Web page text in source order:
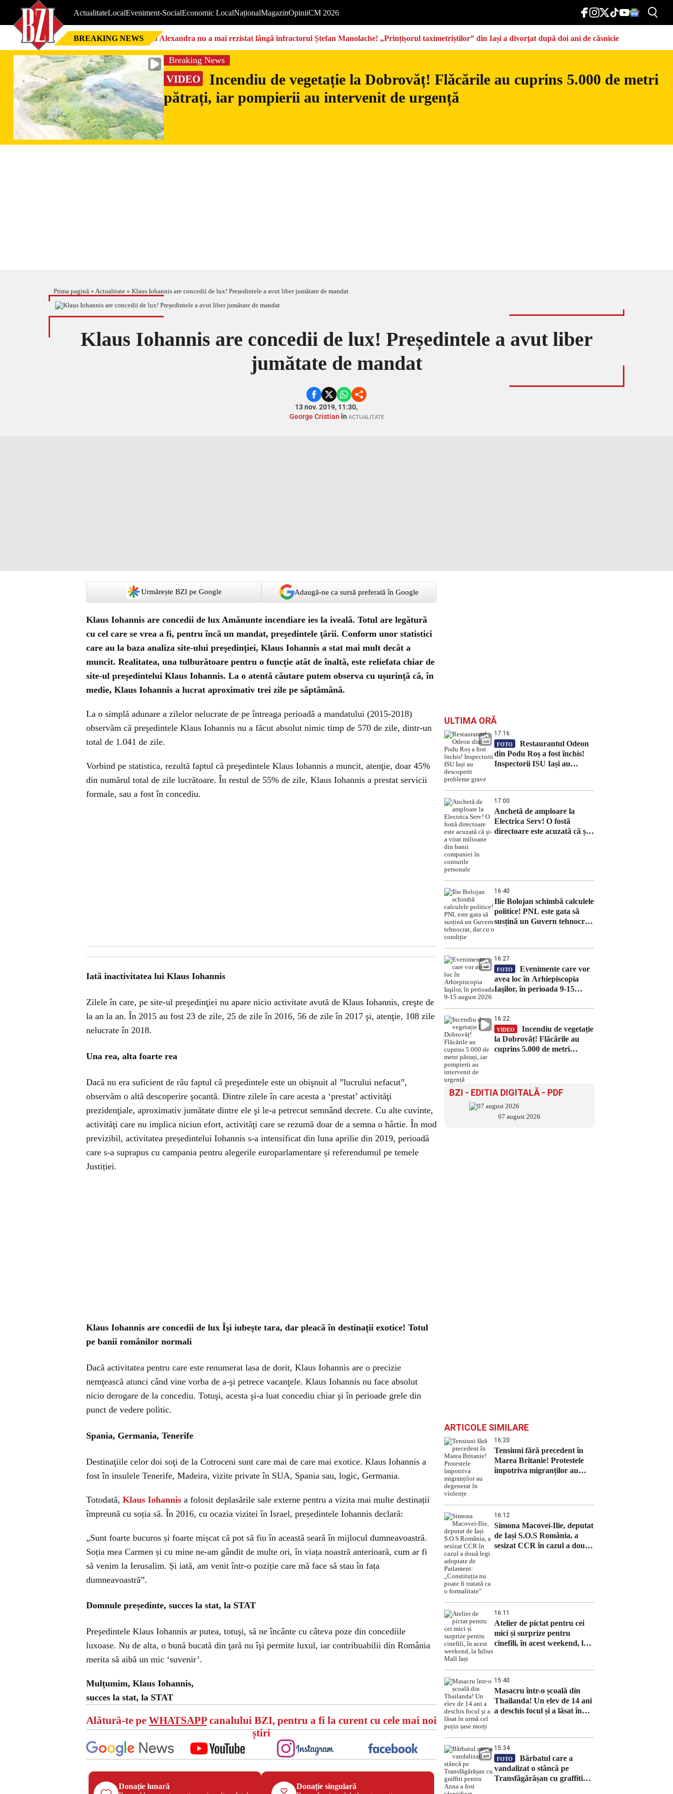
ActualitateLocalEveniment-SocialEconomic LocalNaționalMagazinOpiniiCM 2026
BREAKING NEWS Nici Alexandra nu a mai rezistat lângă infractorul Ștefan Manolache! „Prințișorul taximetriștilor” din Iași a divorţat după doi ani de căsnicie
Breaking News
VIDEO
Incendiu de vegetație la Dobrovăț! Flăcările au cuprins 5.000 de metri
pătrați, iar pompierii au intervenit de urgență
Prima pagină » Actualitate » Klaus Iohannis are concedii de lux! Președintele a avut liber jumătate de mandat
Klaus Iohannis are concedii de lux! Președintele a avut liber
jumătate de mandat
13 nov. 2019, 11:30,
George Cristianîn ACTUALITATE
Urmărește BZI pe Google Adaugă-ne ca sursă preferată în Google
Klaus Iohannis are concedii de lux Amănunte incendiare ies la iveală. Totul are legătură
cu cel care se vrea a fi, pentru încă un mandat, preşedintele ţării. Conform unor statistici
care au la baza analiza site-ului preşedinţiei, Klaus Iohannis a stat mai mult decât a
muncit. Realitatea, una tulburătoare pentru o funcţie atât de înaltă, este reliefata chiar de
site-ul preşedintelui Klaus Iohannis. La o atentă căutare putem observa cu uşurinţă că, în
medie, Klaus Iohannis a lucrat aproximativ trei zile pe săptămână.
La o simplă adunare a zilelor nelucrate de pe întreaga perioadă a mandatului (2015-2018)
observăm că preşedintele Klaus Iohannis nu a făcut absolut nimic timp de 570 de zile, dintr-un
total de 1.041 de zile.
Vorbind pe statistica, rezultă faptul că preşedintele Klaus Iohannis a muncit, atenţie, doar 45%
din numărul total de zile lucrătoare. În restul de 55% de zile, Klaus Iohannis a prestat servicii
formale, sau a fost în concediu.
Iată inactivitatea lui Klaus Iohannis
Zilele în care, pe site-ul preşedinţiei nu apare nicio activitate avută de Klaus Iohannis, creşte de
la an la an. În 2015 au fost 23 de zile, 25 de zile în 2016, 56 de zile în 2017 şi, atenţie, 108 zile
nelucrate în 2018.
Una rea, alta foarte rea
Dacă nu era suficient de rău faptul că preşedintele este un obişnuit al ”lucrului nefacut”,
observăm o altă descoperire şocantă. Dintre zilele în care acesta a ‘prestat’ activităţi
prezidenţiale, aproximativ jumătate dintre ele şi le-a petrecut semnând decrete. Cu alte cuvinte,
activităţi care nu implica niciun efort, activităţi care se rezumă doar de a semna o hârtie. În mod
previzibil, activitatea președintelui Iohannis s-a intensificat din luna aprilie din 2019, perioadă
care s-a suprapus cu campania pentru alegerile europarlamentare și referendumul pe temele
Justiției.
Klaus Iohannis are concedii de lux Îşi iubeşte tara, dar pleacă în destinaţii exotice! Totul
pe banii românilor normali
Dacă activitatea pentru care este renumerat lasa de dorit, Klaus Iohannis are o precizie
nemţească atunci când vine vorba de a-şi petrece vacanţele. Klaus Iohannis nu face absolut
nicio derogare de la concediu. Totuşi, acesta şi-a luat concediu chiar şi în perioade grele din
punct de vedere politic.
Spania, Germania, Tenerife
Destinaţiile celor doi soţi de la Cotroceni sunt care mai de care mai exotice. Klaus Iohannis a
fost în insulele Tenerife, Madeira, vizite private în SUA, Spania sau, logic, Germania.
Totodată, Klaus Iohannis a folosit deplasările sale externe pentru a vizita mai multe destinații
împreună cu soția să. În 2016, cu ocazia vizitei în Israel, președintele Iohannis declară:
„Sunt foarte bucuros și foarte mișcat că pot să fiu în această seară în mijlocul dumneavoastră.
Soția mea Carmen și cu mine ne-am gândit de multe ori, în viața noastră anterioară, cum ar fi
să venim la Ierusalim. Și iată, am venit într-o poziție care mă face să stau în fața
dumneavoastră”.
Domnule președinte, succes la stat, la STAT
Preşedintele Klaus Iohannis ar putea, totuşi, să ne încânte cu câteva poze din concediile
luxoase. Nu de alta, o bună bucată din ţară nu îşi permite luxul, iar contribuabilii din România
merita să aibă un mic ‘suvenir’.
Mulţumim, Klaus Iohannis,
succes la stat, la STAT
Alătură-te pe WHATSAPPcanalului BZI, pentru a fi la curent cu cele mai noi
știri
Donație lunară Donație singulară
ULTIMA ORĂ
17:16
FOTO
Restaurantul Odeon
din Podu Roș a fost închis!
Inspectorii ISU Iași au
17:00
Anchetă de amploare la
Electrica Serv! O fostă
directoare este acuzată că și-a
16:40
Ilie Bolojan schimbă calculele
politice! PNL este gata să
susțină un Guvern tehnocrat,
16:27
FOTO
Evenimente care vor
avea loc în Arhiepiscopia
Iaşilor, în perioada 9-15
16:22
VIDEO
Incendiu de vegetație
la Dobrovăț! Flăcările au
cuprins 5.000 de metri
BZI - EDITIA DIGITALĂ - PDF
07 august 2026
ARTICOLE SIMILARE
16:20
Tensiuni fără precedent în
Marea Britanie! Protestele
împotriva migranților au
16:12
Simona Macovei-Ilie, deputat
de Iași S.O.S România, a
sesizat CCR în cazul a două
16:11
Atelier de pictat pentru cei
mici și surprize pentru
cinefili, în acest weekend, la
15:40
Masacru într-o școală din
Thailanda! Un elev de 14 ani
a deschis focul și a lăsat în
15:34
FOTO
Bărbatul care a
vandalizat o stâncă pe
Transfăgărășan cu graffiti